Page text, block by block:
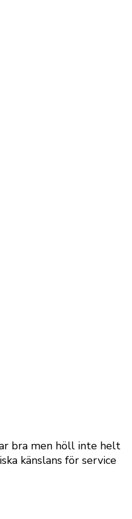
bra men höll inte helt
känslans för service